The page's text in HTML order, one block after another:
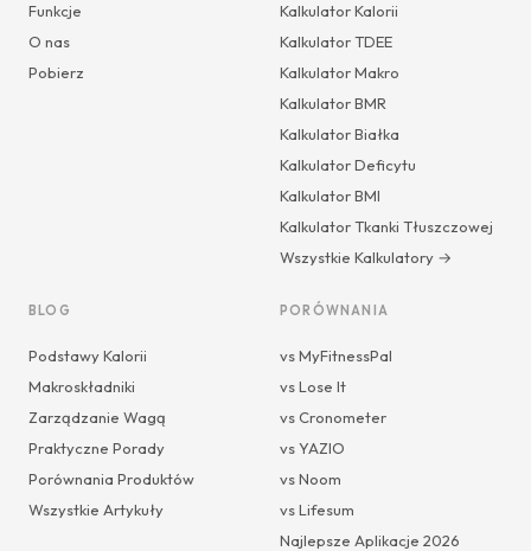
Funkcje
O nas
Pobierz
Kalkulator Kalorii
Kalkulator TDEE
Kalkulator Makro
Kalkulator BMR
Kalkulator Białka
Kalkulator Deficytu
Kalkulator BMI
Kalkulator Tkanki Tłuszczowej
Wszystkie Kalkulatory →
BLOG
Podstawy Kalorii
Makroskładniki
Zarządzanie Wagą
Praktyczne Porady
Porównania Produktów
Wszystkie Artykuły
PORÓWNANIA
vs MyFitnessPal
vs Lose It
vs Cronometer
vs YAZIO
vs Noom
vs Lifesum
Najlepsze Aplikacje 2026